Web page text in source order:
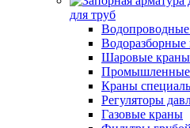
для труб
Водоразборные
Шаровые краны
Промышленные
Краны
Регуляторы
Газовые краны